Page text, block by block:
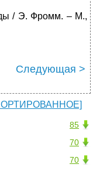
/ Э. Фромм. – М.,
Следующая >
85
70
70